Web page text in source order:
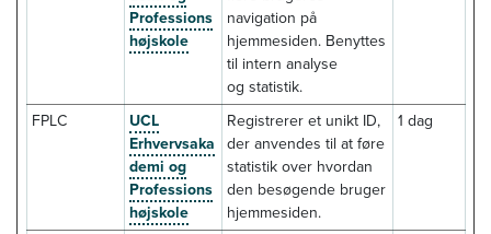
Professions
højskole
navigation på
hjemmesiden. Benyttes
til intern analyse
og statistik.
FPLC
UCL
Erhvervsaka
demi og
Professions
højskole
Registrerer et unikt ID,
der anvendes til at føre
statistik over hvordan
den besøgende bruger
hjemmesiden.
1 dag